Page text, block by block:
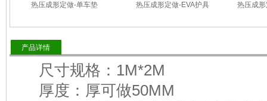
热压成形定做-单车垫 热压成形定做-EVA护具 热压成
产品详情
尺寸规格：1M*2M
厚度：厚可做50MM